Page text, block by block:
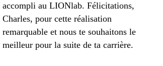
accompli au LIONlab. Félicitations,
Charles, pour cette réalisation
remarquable et nous te souhaitons le
meilleur pour la suite de ta carrière.